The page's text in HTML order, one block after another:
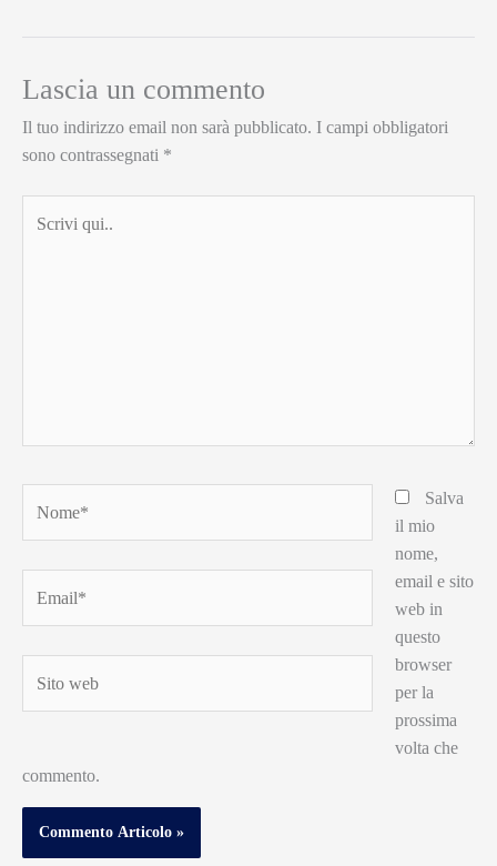
Lascia un commento
Il tuo indirizzo email non sarà pubblicato. I campi obbligatori
sono contrassegnati *
qui..
web
Salva
il mio
nome,
email e sito
web in
questo
browser
per la
prossima
volta che
commento.